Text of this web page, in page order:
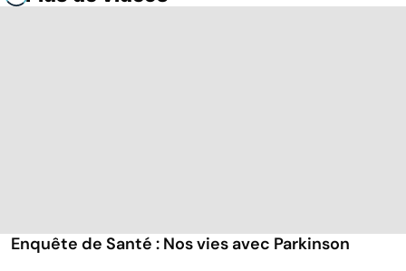
Enquête de Santé : Nos vies avec Parkinson